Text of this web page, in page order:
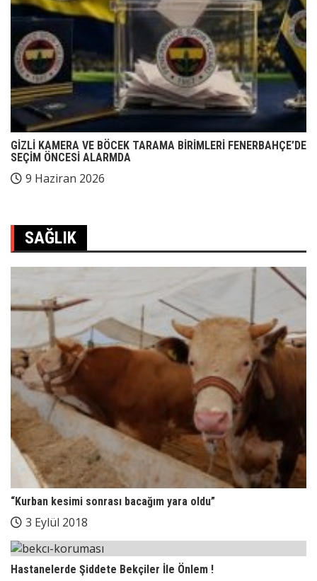
GİZLİ KAMERA VE BÖCEK TARAMA BİRİMLERİ FENERBAHÇE’DE
SEÇİM ÖNCESİ ALARMDA
9 Haziran 2026
SAĞLIK
“Kurban kesimi sonrası bacağım yara oldu”
3 Eylül 2018
Hastanelerde Şiddete Bekçiler İle Önlem !